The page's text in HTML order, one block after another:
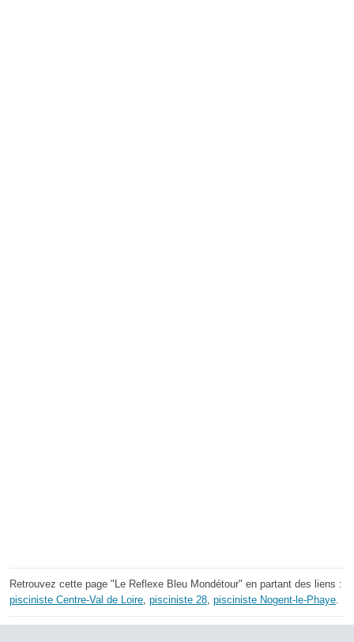
Retrouvez cette page "Le Reflexe Bleu Mondétour" en partant des liens :
pisciniste Centre-Val de Loire, pisciniste 28, pisciniste Nogent-le-Phaye.